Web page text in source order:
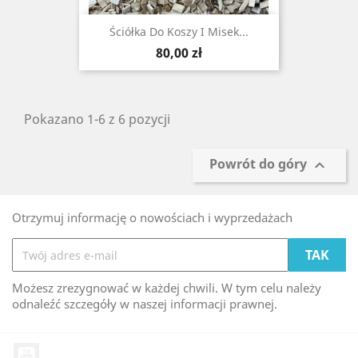
Ściółka Do Koszy I Misek...
Cena
80,00 zł
Pokazano 1-6 z 6 pozycji
Powrót do góry 
Otrzymuj informację o nowościach i wyprzedażach
Możesz zrezygnować w każdej chwili. W tym celu należy
odnaleźć szczegóły w naszej informacji prawnej.